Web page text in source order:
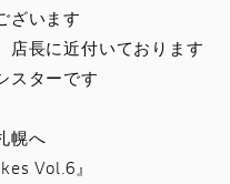
シミュレーション
ざいます
店長に近付いております
スターです
幌へ
Vol.6』